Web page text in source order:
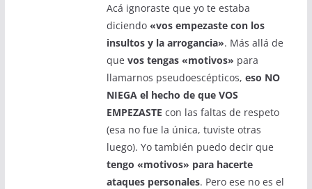
Acá ignoraste que yo te estaba
diciendo «vos empezaste con los
insultos y la arrogancia». Más allá de
que vos tengas «motivos» para
llamarnos pseudoescépticos, eso NO
NIEGA el hecho de que VOS
EMPEZASTE con las faltas de respeto
(esa no fue la única, tuviste otras
luego). Yo también puedo decir que
tengo «motivos» para hacerte
ataques personales. Pero ese no es el